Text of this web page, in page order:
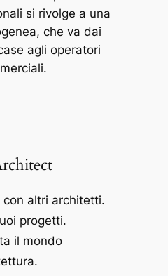
si rivolge a una
che va dai
agli operatori
con altri architetti.
progetti.
il mondo